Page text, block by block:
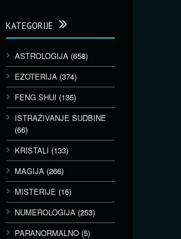
KATEGORIJE
ASTROLOGIJA (658)
EZOTERIJA (374)
FENG SHUI (135)
ISTRAŽIVANJE SUDBINE
(66)
KRISTALI (133)
MAGIJA (266)
MISTERIJE (16)
NUMEROLOGIJA (253)
PARANORMALNO (5)